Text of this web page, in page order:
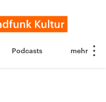
Podcasts